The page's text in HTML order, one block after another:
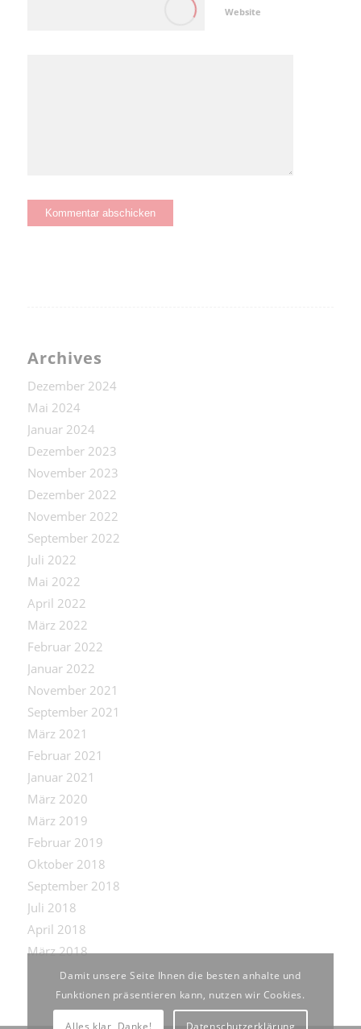
Website
Archives
Dezember 2024
Mai 2024
Januar 2024
Dezember 2023
November 2023
Dezember 2022
November 2022
September 2022
Juli 2022
Mai 2022
April 2022
März 2022
Februar 2022
Januar 2022
November 2021
September 2021
März 2021
Februar 2021
Januar 2021
März 2020
März 2019
Februar 2019
Oktober 2018
September 2018
Juli 2018
April 2018
März 2018
Damit unsere Seite Ihnen die besten anhalte und
Funktionen präsentieren kann, nutzen wir Cookies.